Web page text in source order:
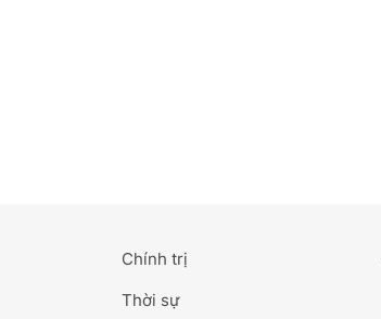
Chính trị
Thời sự